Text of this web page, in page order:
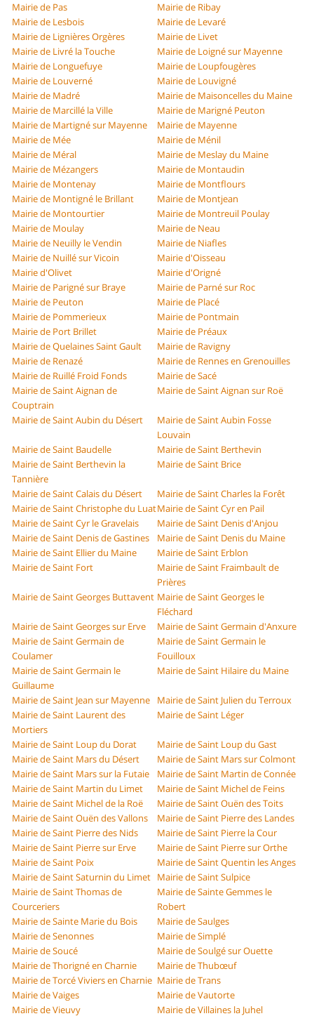
Mairie de Pas
Mairie de Ribay
Mairie de Lesbois
Mairie de Levaré
Mairie de Lignières Orgères
Mairie de Livet
Mairie de Livré la Touche
Mairie de Loigné sur Mayenne
Mairie de Longuefuye
Mairie de Loupfougères
Mairie de Louverné
Mairie de Louvigné
Mairie de Madré
Mairie de Maisoncelles du Maine
Mairie de Marcillé la Ville
Mairie de Marigné Peuton
Mairie de Martigné sur Mayenne
Mairie de Mayenne
Mairie de Mée
Mairie de Ménil
Mairie de Méral
Mairie de Meslay du Maine
Mairie de Mézangers
Mairie de Montaudin
Mairie de Montenay
Mairie de Montflours
Mairie de Montigné le Brillant
Mairie de Montjean
Mairie de Montourtier
Mairie de Montreuil Poulay
Mairie de Moulay
Mairie de Neau
Mairie de Neuilly le Vendin
Mairie de Niafles
Mairie de Nuillé sur Vicoin
Mairie d'Oisseau
Mairie d'Olivet
Mairie d'Origné
Mairie de Parigné sur Braye
Mairie de Parné sur Roc
Mairie de Peuton
Mairie de Placé
Mairie de Pommerieux
Mairie de Pontmain
Mairie de Port Brillet
Mairie de Préaux
Mairie de Quelaines Saint Gault
Mairie de Ravigny
Mairie de Renazé
Mairie de Rennes en Grenouilles
Mairie de Ruillé Froid Fonds
Mairie de Sacé
Mairie de Saint Aignan de
Couptrain
Mairie de Saint Aignan sur Roë
Mairie de Saint Aubin du Désert
Mairie de Saint Aubin Fosse
Louvain
Mairie de Saint Baudelle
Mairie de Saint Berthevin
Mairie de Saint Berthevin la
Tannière
Mairie de Saint Brice
Mairie de Saint Calais du Désert
Mairie de Saint Charles la Forêt
Mairie de Saint Christophe du LuatMairie de Saint Cyr en Pail
Mairie de Saint Cyr le Gravelais
Mairie de Saint Denis d'Anjou
Mairie de Saint Denis de Gastines
Mairie de Saint Denis du Maine
Mairie de Saint Ellier du Maine
Mairie de Saint Erblon
Mairie de Saint Fort
Mairie de Saint Fraimbault de
Prières
Mairie de Saint Georges Buttavent Mairie de Saint Georges le
Fléchard
Mairie de Saint Georges sur Erve
Mairie de Saint Germain d'Anxure
Mairie de Saint Germain de
Coulamer
Mairie de Saint Germain le
Fouilloux
Mairie de Saint Germain le
Guillaume
Mairie de Saint Hilaire du Maine
Mairie de Saint Jean sur Mayenne
Mairie de Saint Julien du Terroux
Mairie de Saint Laurent des
Mortiers
Mairie de Saint Léger
Mairie de Saint Loup du Dorat
Mairie de Saint Loup du Gast
Mairie de Saint Mars du Désert
Mairie de Saint Mars sur Colmont
Mairie de Saint Mars sur la Futaie
Mairie de Saint Martin de Connée
Mairie de Saint Martin du Limet
Mairie de Saint Michel de Feins
Mairie de Saint Michel de la Roë
Mairie de Saint Ouën des Toits
Mairie de Saint Ouën des Vallons
Mairie de Saint Pierre des Landes
Mairie de Saint Pierre des Nids
Mairie de Saint Pierre la Cour
Mairie de Saint Pierre sur Erve
Mairie de Saint Pierre sur Orthe
Mairie de Saint Poix
Mairie de Saint Quentin les Anges
Mairie de Saint Saturnin du Limet Mairie de Saint Sulpice
Mairie de Saint Thomas de
Courceriers
Mairie de Sainte Gemmes le
Robert
Mairie de Sainte Marie du Bois
Mairie de Saulges
Mairie de Senonnes
Mairie de Simplé
Mairie de Soucé
Mairie de Soulgé sur Ouette
Mairie de Thorigné en Charnie
Mairie de Thubœuf
Mairie de Torcé Viviers en Charnie Mairie de Trans
Mairie de Vaiges
Mairie de Vautorte
Mairie de Vieuvy
Mairie de Villaines la Juhel